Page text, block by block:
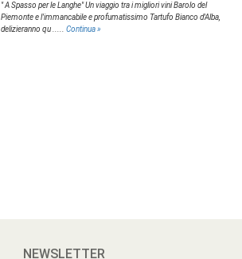
" A Spasso per le Langhe" Un viaggio tra i migliori vini Barolo del
Piemonte e l'immancabile e profumatissimo Tartufo Bianco d'Alba,
delizieranno qu ..... Continua »
NEWSLETTER